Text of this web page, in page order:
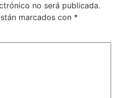
no será publicada.
marcados con *